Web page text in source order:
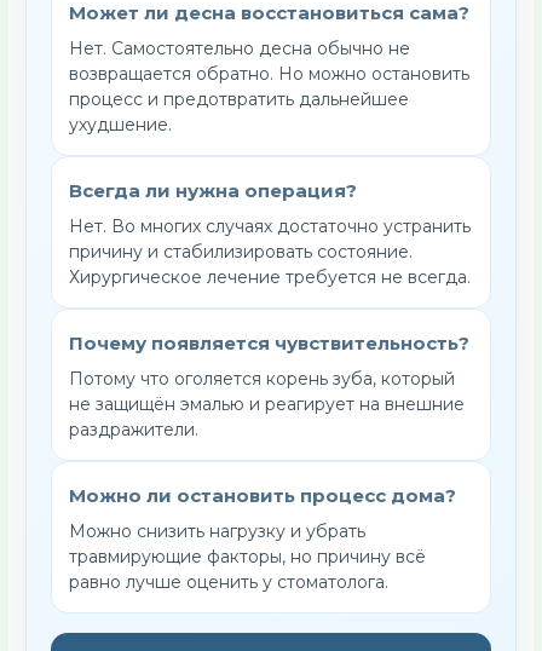
Может ли десна восстановиться сама?
Нет. Самостоятельно десна обычно не
возвращается обратно. Но можно остановить
процесс и предотвратить дальнейшее
ухудшение.
Всегда ли нужна операция?
Нет. Во многих случаях достаточно устранить
причину и стабилизировать состояние.
Хирургическое лечение требуется не всегда.
Почему появляется чувствительность?
Потому что оголяется корень зуба, который
не защищён эмалью и реагирует на внешние
раздражители.
Можно ли остановить процесс дома?
Можно снизить нагрузку и убрать
травмирующие факторы, но причину всё
равно лучше оценить у стоматолога.